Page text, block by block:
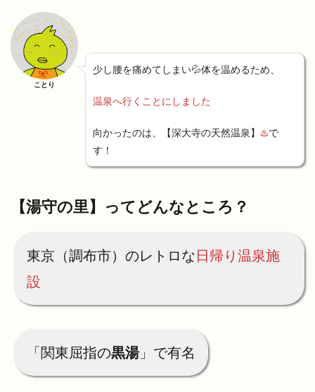
ことり
少し腰を痛めてしまい💦体を温めるため、
温泉へ行くことにしました
向かったのは、【深大寺の天然温泉】 ♨️で
す！
【湯守の里】ってどんなところ？
東京（調布市）のレトロな日帰り温泉施
設
「関東屈指の黒湯」で有名